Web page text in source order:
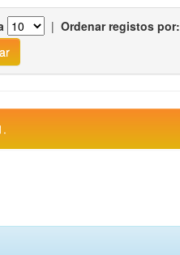
| Ordenar registos por: